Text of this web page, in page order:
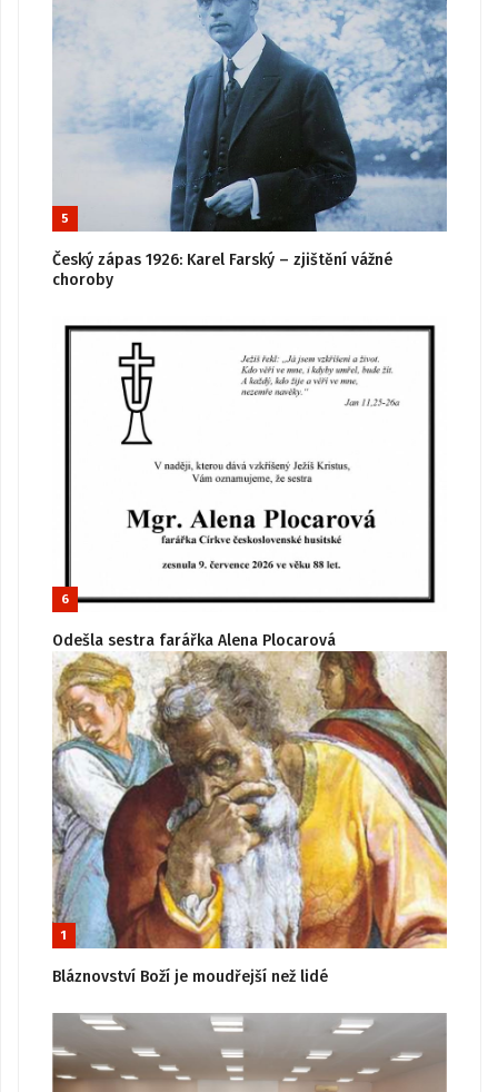
5
Český zápas 1926: Karel Farský – zjištění vážné
choroby
6
Odešla sestra farářka Alena Plocarová
1
Bláznovství Boží je moudřejší než lidé